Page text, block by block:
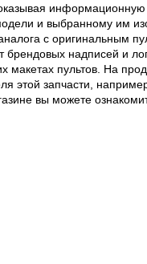
информационную
и выбранному им
с оригинальным
надписей и
макетах пультов. На
этой запчасти,
вы можете